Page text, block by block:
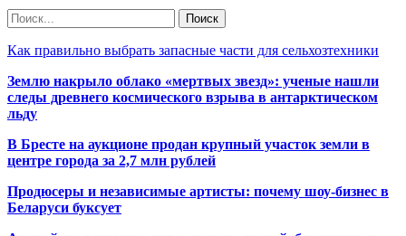
Как правильно выбрать запасные части для сельхозтехники
Землю накрыло облако «мертвых звезд»: ученые нашли
следы древнего космического взрыва в антарктическом
льду
В Бресте на аукционе продан крупный участок земли в
центре города за 2,7 млн рублей
Продюсеры и независимые артисты: почему шоу-бизнес в
Беларуси буксует